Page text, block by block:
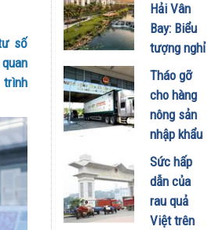
số
trình
Hải Vân
Bay: Biểu
tượng nghỉ
dưỡng mới
đón đầu xu
hướng
Retreat
Metropolis
trên toàn
cầu
16/03/2026
Tháo gỡ
cho hàng
nông sản
nhập khẩu
vào Việt
Nam do
vướng Nghị
định 46
Sức hấp
dẫn của
rau quả
Việt trên